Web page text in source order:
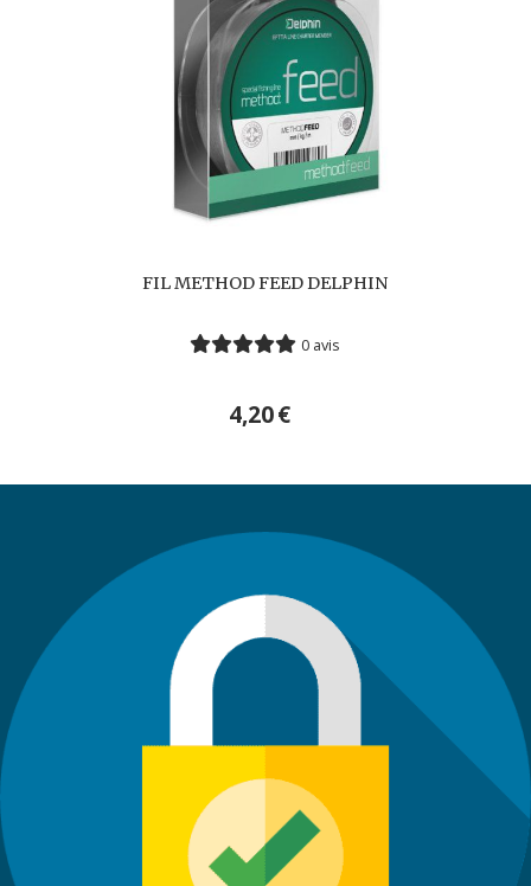
FIL METHOD FEED DELPHIN
0 avis
4,20€